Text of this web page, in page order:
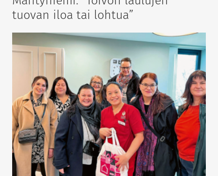
tuovan iloa tai lohtua”